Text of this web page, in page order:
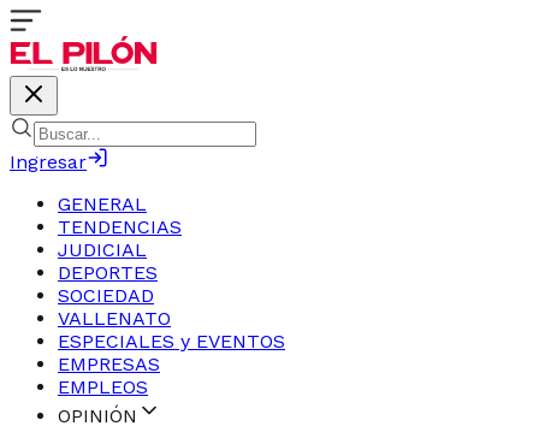
Ingresar
GENERAL
TENDENCIAS
JUDICIAL
DEPORTES
SOCIEDAD
VALLENATO
ESPECIALES y EVENTOS
EMPRESAS
EMPLEOS
OPINIÓN